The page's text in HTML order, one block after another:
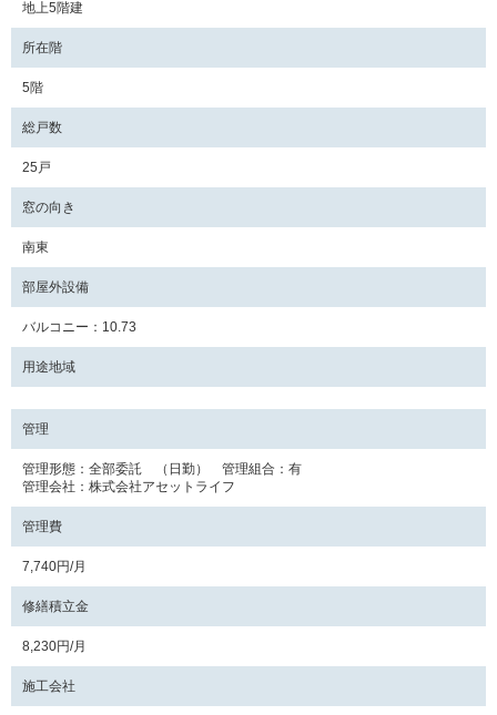
地上5階建
所在階
5階
総戸数
25戸
窓の向き
南東
部屋外設備
バルコニー：10.73
用途地域
管理
管理形態：全部委託 （日勤） 管理組合：有
管理会社：株式会社アセットライフ
管理費
7,740円/月
修繕積立金
8,230円/月
施工会社